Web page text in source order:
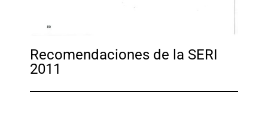
Recomendaciones de la SERI
2011